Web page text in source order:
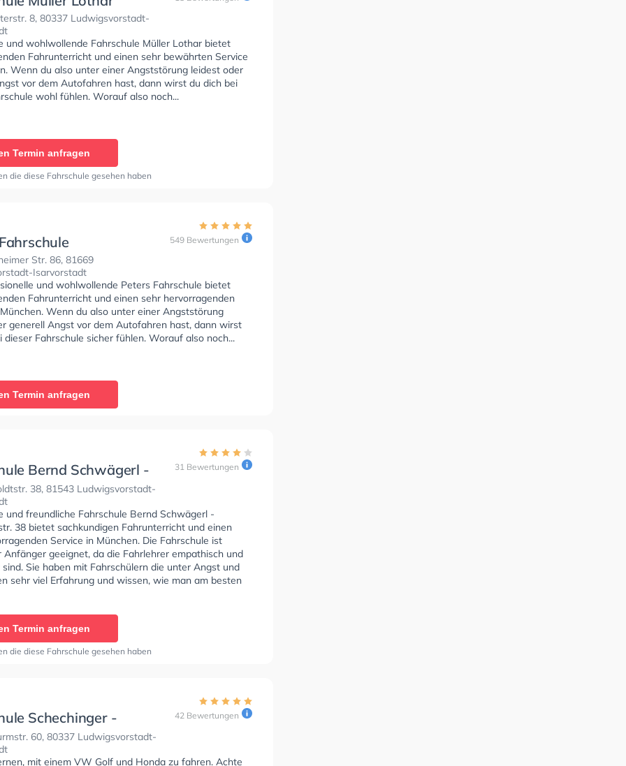
8, 80337 Ludwigsvorstadt-
und wohlwollende Fahrschule Müller Lothar bietet
Fahrunterricht und einen sehr bewährten Service
Wenn du also unter einer Angststörung leidest oder
vor dem Autofahren hast, dann wirst du dich bei
wohl fühlen. Worauf also noch...
Termin anfragen
die diese Fahrschule gesehen haben
Str. 86, 81669
Isarvorstadt
549 Bewertungen
und wohlwollende Peters Fahrschule bietet
Fahrunterricht und einen sehr hervorragenden
Wenn du also unter einer Angststörung
generell Angst vor dem Autofahren hast, dann wirst
dieser Fahrschule sicher fühlen. Worauf also noch...
Termin anfragen
Bernd Schwägerl -
38
38, 81543 Ludwigsvorstadt-
31 Bewertungen
und freundliche Fahrschule Bernd Schwägerl -
38 bietet sachkundigen Fahrunterricht und einen
Service in München. Die Fahrschule ist
Anfänger geeignet, da die Fahrlehrer empathisch und
Sie haben mit Fahrschülern die unter Angst und
sehr viel Erfahrung und wissen, wie man am besten
beim fahren umgehen muss. In der Fahrschule
Termin anfragen
die diese Fahrschule gesehen haben
Schechinger -
60
60, 80337 Ludwigsvorstadt-
42 Bewertungen
mit einem VW Golf und Honda zu fahren. Achte